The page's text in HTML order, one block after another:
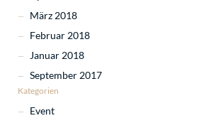
März 2018
Februar 2018
Januar 2018
September 2017
Kategorien
Event